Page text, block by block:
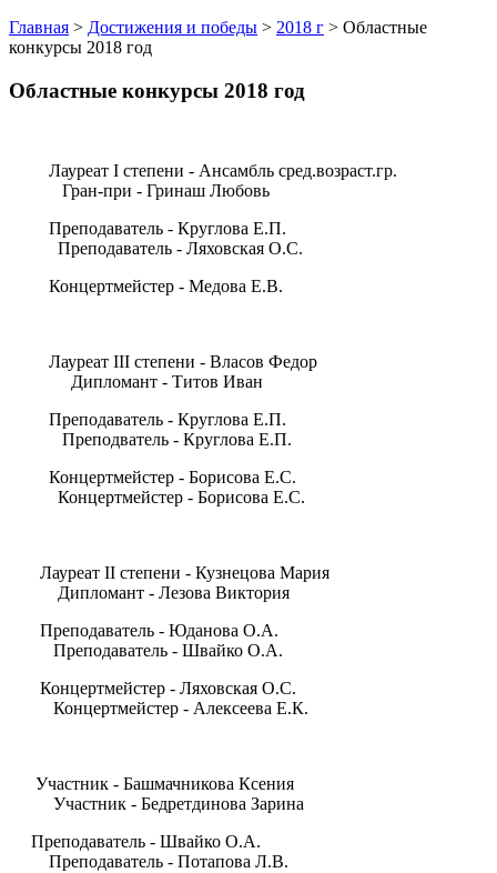
Главная > Достижения и победы > 2018 г > Областные
конкурсы 2018 год
Областные конкурсы 2018 год
Лауреат I степени - Ансамбль сред.возраст.гр.
Гран-при - Гринаш Любовь
Преподаватель - Круглова Е.П.
Преподаватель - Ляховская О.С.
Концертмейстер - Медова Е.В.
Лауреат III степени - Власов Федор
Дипломант - Титов Иван
Преподаватель - Круглова Е.П.
Преподватель - Круглова Е.П.
Концертмейстер - Борисова Е.С.
Концертмейстер - Борисова Е.С.
Лауреат II степени - Кузнецова Мария
Дипломант - Лезова Виктория
Преподаватель - Юданова О.А.
Преподаватель - Швайко О.А.
Концертмейстер - Ляховская О.С.
Концертмейстер - Алексеева Е.К.
Участник - Башмачникова Ксения
Участник - Бедретдинова Зарина
Преподаватель - Швайко О.А.
Преподаватель - Потапова Л.В.